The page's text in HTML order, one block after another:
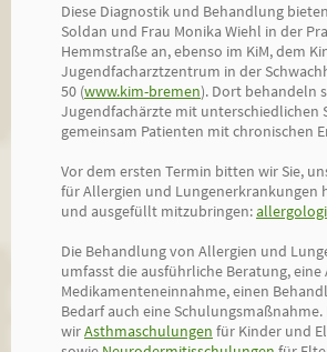
Diese Diagnostik und Behandlung
Soldan und Frau Monika Wiehl in der
Hemmstraße an, ebenso im KiM, dem
Jugendfacharztzentrum in der
50 (www.kim-bremen). Dort behandeln
Jugendfachärzte mit unterschiedlichen
gemeinsam Patienten mit chronischen
Vor dem ersten Termin bitten wir Sie,
für Allergien und Lungenerkrankungen
und ausgefüllt mitzubringen:
Die Behandlung von Allergien und
umfasst die ausführliche Beratung,
Medikamenteneinnahme, einen
Bedarf auch eine
wirAsthmaschulungen für Kinder und